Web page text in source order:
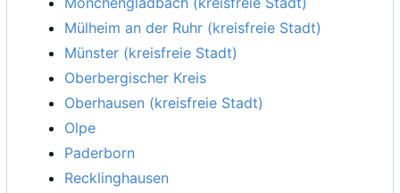
Mülheim an der Ruhr (kreisfreie Stadt)
Münster (kreisfreie Stadt)
Oberbergischer Kreis
Oberhausen (kreisfreie Stadt)
Olpe
Paderborn
Recklinghausen